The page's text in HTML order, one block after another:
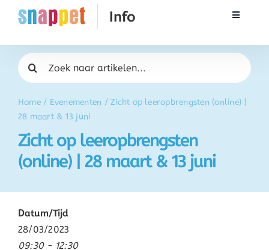
naar
Toggle
Rekenen
Taal & Spelling
Werken met Snappet
Training
FAQ
Home/ Evenementen /Zicht op leeropbrengsten (online) |
28 maart & 13 juni
Zicht op leeropbrengsten
(online) | 28 maart & 13 juni
Zoeken
naar:
Datum/Tijd
28/03/2023
09:30 - 12:30